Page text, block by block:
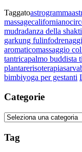
Taggatoastrogramma
massagecaliforniano
mudradanza della shakti
garkung fu
aromaticomassaggio
tantricapalmo buddista
plantarerisoterapia
bimbiyoga per gestanti
Categorie
Categorie
Tag